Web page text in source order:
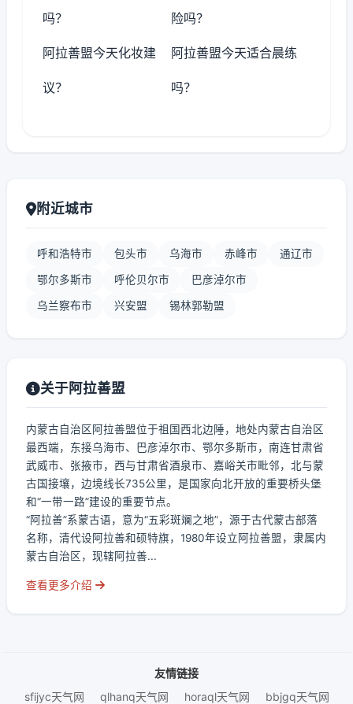
吗？ 险吗？
阿拉善盟今天化妆建
议？
阿拉善盟今天适合晨练
吗？
附近城市
呼和浩特市 包头市 乌海市 赤峰市 通辽市
鄂尔多斯市 呼伦贝尔市 巴彦淖尔市
乌兰察布市 兴安盟 锡林郭勒盟
关于阿拉善盟
内蒙古自治区阿拉善盟位于祖国西北边陲，地处内蒙古自治区
最西端，东接乌海市、巴彦淖尔市、鄂尔多斯市，南连甘肃省
武威市、张掖市，西与甘肃省酒泉市、嘉峪关市毗邻，北与蒙
古国接壤，边境线长735公里，是国家向北开放的重要桥头堡
和“一带一路”建设的重要节点。
“阿拉善”系蒙古语，意为“五彩斑斓之地”，源于古代蒙古部落
名称，清代设阿拉善和硕特旗，1980年设立阿拉善盟，隶属内
蒙古自治区，现辖阿拉善...
查看更多介绍
友情链接
sfijyc天气网
qlhanq天气网 horaql天气网 bbjgq天气网